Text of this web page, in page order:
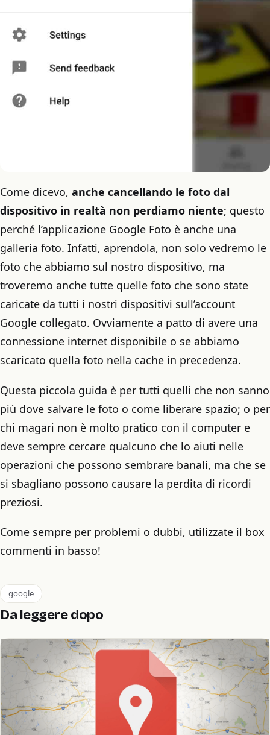
Come dicevo, anche cancellando le foto dal
dispositivo in realtà non perdiamo niente; questo
perché l’applicazione Google Foto è anche una
galleria foto. Infatti, aprendola, non solo vedremo le
foto che abbiamo sul nostro dispositivo, ma
troveremo anche tutte quelle foto che sono state
caricate da tutti i nostri dispositivi sull’account
Google collegato. Ovviamente a patto di avere una
connessione internet disponibile o se abbiamo
scaricato quella foto nella cache in precedenza.
Questa piccola guida è per tutti quelli che non sanno
più dove salvare le foto o come liberare spazio; o per
chi magari non è molto pratico con il computer e
deve sempre cercare qualcuno che lo aiuti nelle
operazioni che possono sembrare banali, ma che se
si sbagliano possono causare la perdita di ricordi
preziosi.
Come sempre per problemi o dubbi, utilizzate il box
commenti in basso!
google
Da leggere dopo